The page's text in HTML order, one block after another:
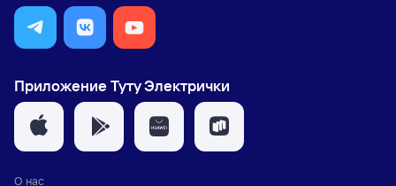
Приложение Туту Электрички
О нас